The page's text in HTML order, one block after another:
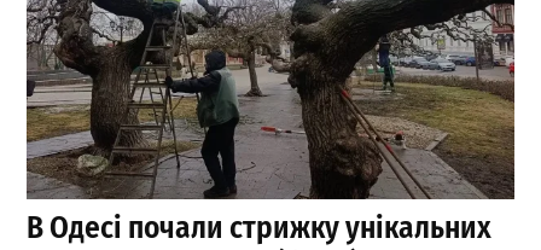
В Одесі почали стрижку унікальних